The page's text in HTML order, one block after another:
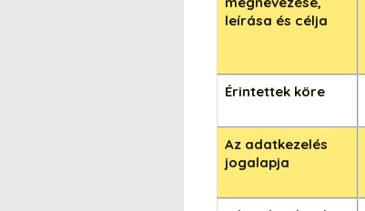
leírása és célja
Érintettek köre
Az adatkezelés
jogalapja